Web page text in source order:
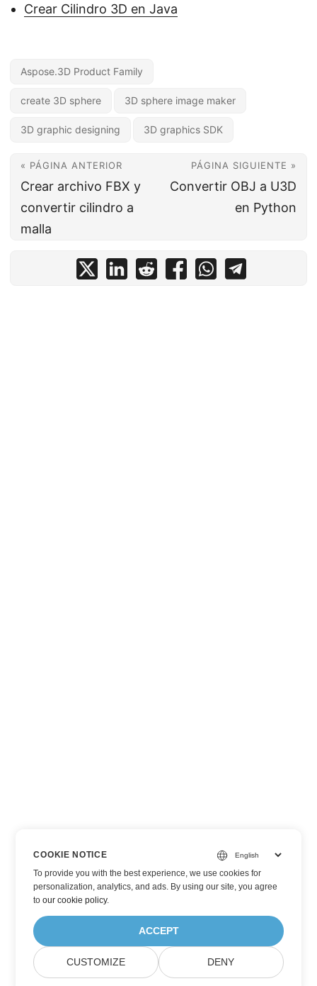
Crear Cilindro 3D en Java
Aspose.3D Product Family
create 3D sphere 3D sphere image maker
3D graphic designing 3D graphics SDK
« PÁGINA ANTERIOR
Crear archivo FBX y
convertir cilindro a
malla
PÁGINA SIGUIENTE »
Convertir OBJ a U3D
en Python
COOKIE NOTICE
To provide you with the best experience, we use cookies for
personalization, analytics, and ads. By using our site, you agree
toour cookie policy.
ACCEPT
CUSTOMIZE DENY